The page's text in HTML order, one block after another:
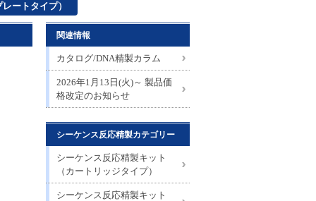
ートタイプ）
関連情報
カタログ/DNA精製カラム
2026年1月13日(火)～ 製品価
格改定のお知らせ
シーケンス反応精製カテゴリー
シーケンス反応精製キット
（カートリッジタイプ）
シーケンス反応精製キット